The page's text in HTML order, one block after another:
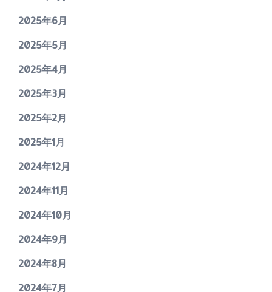
2025年6月
2025年5月
2025年4月
2025年3月
2025年2月
2025年1月
2024年12月
2024年11月
2024年10月
2024年9月
2024年8月
2024年7月